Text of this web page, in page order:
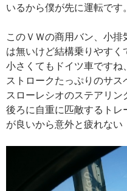
いるから僕が先に運転です。
このＶＷの商用バン、小
は無いけど結構乗りやす
小さくてもドイツ車ですね
ストロークたっぷりのサ
スローレシオのステアリン
後ろに自重に匹敵するト
が良いから意外と疲れない